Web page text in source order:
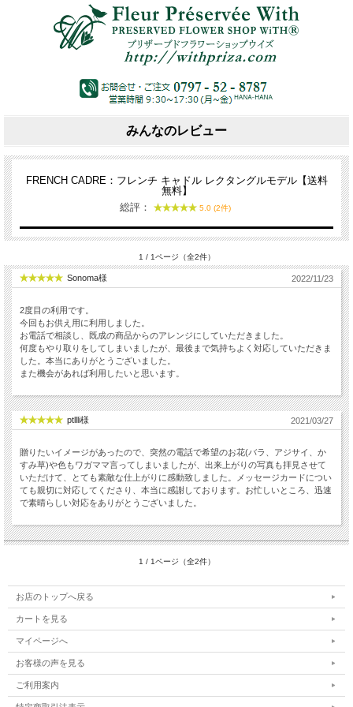
みんなのレビュー
FRENCH CADRE：フレンチ キャドル レクタングルモデル【送料
無料】
総評：
5.0 (2件)
1 / 1ページ（全2件）
Sonoma様 2022/11/23
2度目の利用です。
今回もお供え用に利用しました。
お電話で相談し、既成の商品からのアレンジにしていただきました。
何度もやり取りをしてしまいましたが、最後まで気持ちよく対応していただきま
した。本当にありがとうございました。
また機会があれば利用したいと思います。
ptllli様 2021/03/27
贈りたいイメージがあったので、突然の電話で希望のお花(バラ、アジサイ、か
すみ草)や色もワガママ言ってしまいましたが、出来上がりの写真も拝見させて
いただけて、とても素敵な仕上がりに感動致しました。メッセージカードについ
ても親切に対応してくださり、本当に感謝しております。お忙しいところ、迅速
で素晴らしい対応をありがとうございました。
1 / 1ページ（全2件）
お店のトップへ戻る
カートを見る
マイページへ
お客様の声を見る
ご利用案内